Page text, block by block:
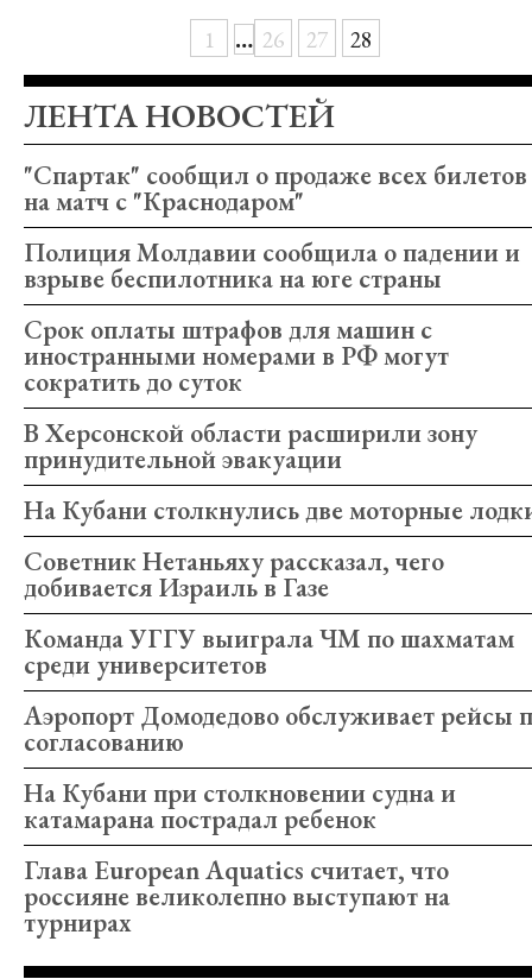
1 … 26 27 28
ЛЕНТА НОВОСТЕЙ
"Спартак" сообщил о продаже всех билетов
на матч с "Краснодаром"
Полиция Молдавии сообщила о падении и
взрыве беспилотника на юге страны
Срок оплаты штрафов для машин с
иностранными номерами в РФ могут
сократить до суток
В Херсонской области расширили зону
принудительной эвакуации
На Кубани столкнулись две моторные
Советник Нетаньяху рассказал, чего
добивается Израиль в Газе
Команда УГГУ выиграла ЧМ по шахматам
среди университетов
Аэропорт Домодедово обслуживает рейсы
согласованию
На Кубани при столкновении судна и
катамарана пострадал ребенок
Глава European Aquatics считает, что
россияне великолепно выступают на
турнирах